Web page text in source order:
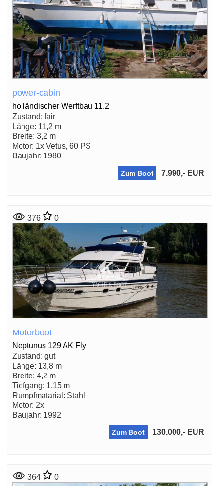
power-cabin
holländischer Werftbau 11.2
Zustand: fair
Länge: 11,2 m
Breite: 3,2 m
Motor: 1x Vetus, 60 PS
Baujahr: 1980
Zum Boot 7.990,- EUR
376 0
Motorboot
Neptunus 129 AK Fly
Zustand: gut
Länge: 13,8 m
Breite: 4,2 m
Tiefgang: 1,15 m
Rumpfmatarial: Stahl
Motor: 2x
Baujahr: 1992
Zum Boot 130.000,- EUR
364 0